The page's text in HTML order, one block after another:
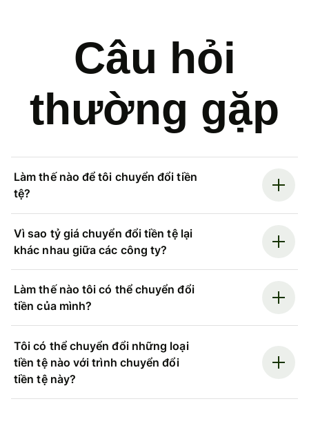
Câu hỏi
thường gặp
Làm thế nào để tôi chuyển đổi tiền
tệ?
Vì sao tỷ giá chuyển đổi tiền tệ lại
khác nhau giữa các công ty?
Làm thế nào tôi có thể chuyển đổi
tiền của mình?
Tôi có thể chuyển đổi những loại
tiền tệ nào với trình chuyển đổi
tiền tệ này?